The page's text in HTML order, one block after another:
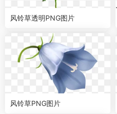
风铃草透明PNG图片
风铃草PNG图片